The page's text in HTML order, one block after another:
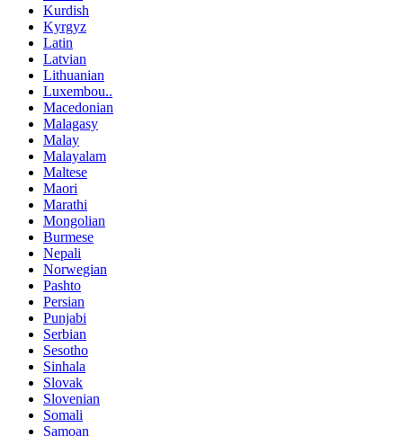
Kurdish
Kyrgyz
Latin
Latvian
Lithuanian
Luxembou..
Macedonian
Malagasy
Malay
Malayalam
Maltese
Maori
Marathi
Mongolian
Burmese
Nepali
Norwegian
Pashto
Persian
Punjabi
Serbian
Sesotho
Sinhala
Slovak
Slovenian
Somali
Samoan